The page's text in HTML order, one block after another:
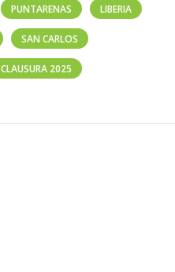
PUNTARENAS LIBERIA
SAN CARLOS
CLAUSURA 2025